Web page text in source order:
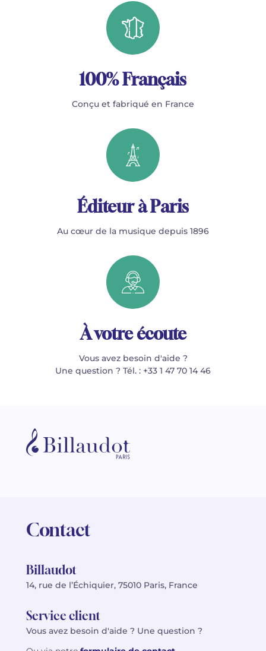
100% Français
Conçu et fabriqué en France
Éditeur à Paris
Au cœur de la musique depuis 1896
À votre écoute
Vous avez besoin d'aide ?
Une question ? Tél. : +33 1 47 70 14 46
Contact
Billaudot
14, rue de l’Échiquier, 75010 Paris, France
Service client
Vous avez besoin d'aide ? Une question ?